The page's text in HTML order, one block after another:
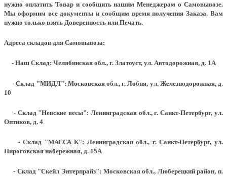
нужно оплатить Товар и сообщить нашим Менеджерам о Самовывозе.
Мы оформим все документы и сообщим время получения Заказа. Вам
нужно только взять Доверенность или Печать.
Адреса складов для Самовывоза:
- Наш Склад: Челябинская обл., г. Златоуст, ул. Автодорожная, д. 1А
- Склад "МИДЛ": Московская обл., г. Лобня, ул. Железнодорожная, д.
10
- Склад "Невские весы": Ленинградская обл., г. Санкт-Петербург, ул.
Оптиков, д. 4
- Склад "МАССА К": Ленинградская обл., г. Санкт-Петербург, ул.
Пироговская набережная, д. 15А
- Склад "Скейл Энтерпрайз": Московская обл., Люберецкий район, п.